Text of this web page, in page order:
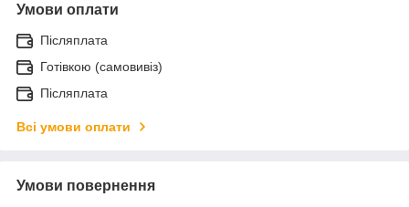
Умови оплати
Післяплата
Готівкою (самовивіз)
Післяплата
Всі умови оплати
Умови повернення